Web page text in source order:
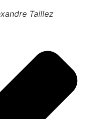
Taillez